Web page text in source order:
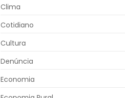
Clima
Cotidiano
Cultura
Denúncia
Economia